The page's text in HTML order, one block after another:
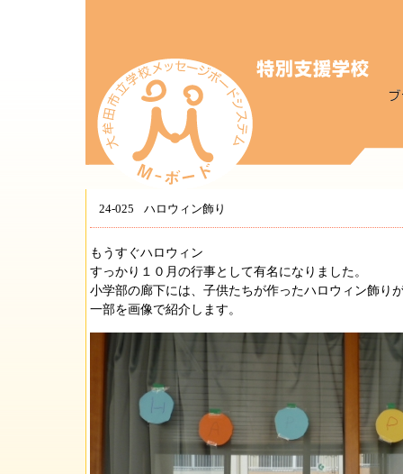
24-025 ハロウィン飾り
もうすぐハロウィン
すっかり１０月の行事として有名になりました。
小学部の廊下には、子供たちが作ったハロウィン飾り
一部を画像で紹介します。